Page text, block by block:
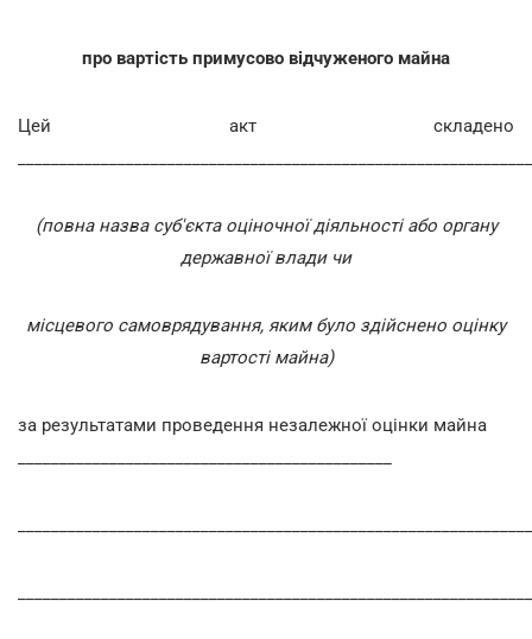
про вартість примусово відчуженого майна
Цей акт складено
(повна назва суб'єкта оціночної діяльності або органу
державної влади чи
місцевого самоврядування, яким було здійснено оцінку
вартості майна)
за результатами проведення незалежної оцінки майна